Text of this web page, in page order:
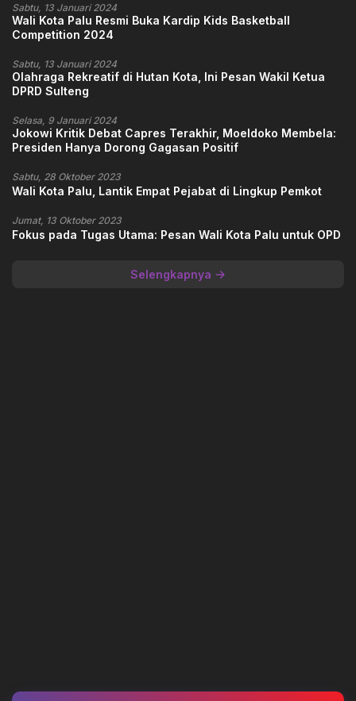
Sabtu, 13 Januari 2024
Wali Kota Palu Resmi Buka Kardip Kids Basketball
Competition 2024
Sabtu, 13 Januari 2024
Olahraga Rekreatif di Hutan Kota, Ini Pesan Wakil Ketua
DPRD Sulteng
Selasa, 9 Januari 2024
Jokowi Kritik Debat Capres Terakhir, Moeldoko Membela:
Presiden Hanya Dorong Gagasan Positif
Sabtu, 28 Oktober 2023
Wali Kota Palu, Lantik Empat Pejabat di Lingkup Pemkot
Jumat, 13 Oktober 2023
Fokus pada Tugas Utama: Pesan Wali Kota Palu untuk OPD
Selengkapnya